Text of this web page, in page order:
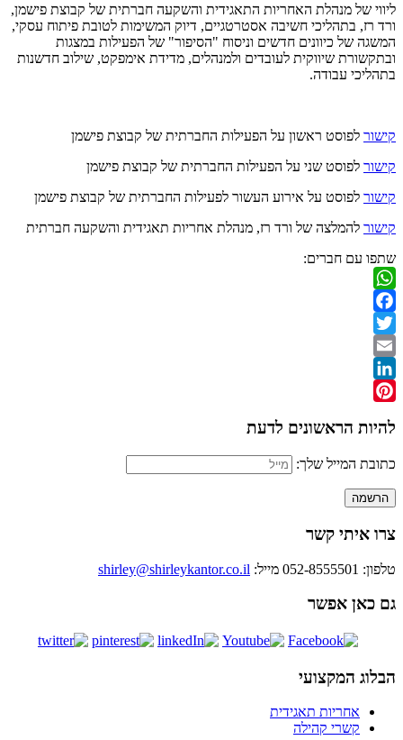
ליווי של מנהלת האחריות התאגידית והשקעה חברתית של קבוצת פישמן,
ורד רז, בתהליכי חשיבה אסטרטגיים, דיוק המשימות לטובת פיתוח עסקי,
המשגה של כיוונים חדשים וניסוח "הסיפור" של הפעילות במצגות
ובתקשורת שיווקית לעובדים ולמנהלים, מדידת אימפקט, שילוב חדשנות
בתהליכי עבודה.
קישור לפוסט ראשון על הפעילות החברתית של קבוצת פישמן
קישור לפוסט שני על הפעילות החברתית של קבוצת פישמן
קישור לפוסט על אירוע העשור לפעילות החברתית של קבוצת פישמן
קישור להמלצה של ורד רז, מנהלת אחריות תאגידית והשקעה חברתית
שתפו עם חברים:
WhatsApp
Facebook
Twitter
Email
LinkedIn
להיות הראשונים לדעת
כתובת המייל שלך:
צרו איתי קשר
טלפון: 052-8555501 מייל: shirley@shirleykantor.co.il
גם כאן אפשר
הבלוג המקצועי
אחריות תאגידית
קשרי קהילה